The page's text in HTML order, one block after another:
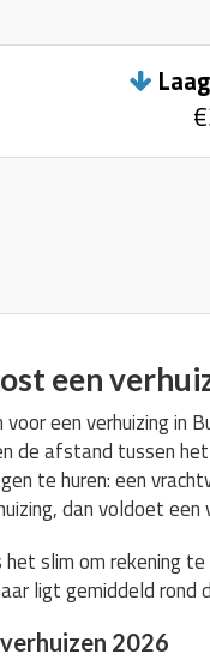
een
een verhuizing in
de afstand tussen
te huren: een
dan voldoet
slim om rekening
ligt gemiddeld rond
2026